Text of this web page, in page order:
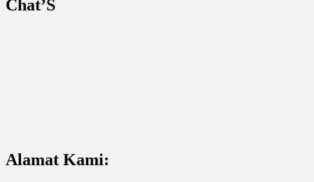
Chat’S
Alamat Kami: